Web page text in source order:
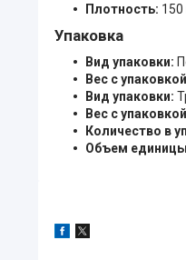
Плотность:
Упаковка
Вид упаковки:
Вес с
Вид упаковки:
Вес с
Количество в
Объем